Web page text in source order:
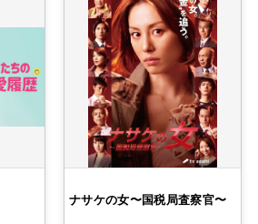
ナサケの女〜国税局査察官〜